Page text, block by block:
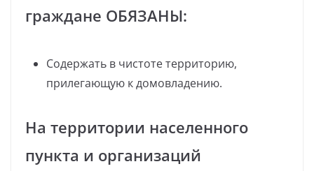
граждане ОБЯЗАНЫ:
Содержать в чистоте территорию,
прилегающую к домовладению.
На территории населенного
пункта и организаций